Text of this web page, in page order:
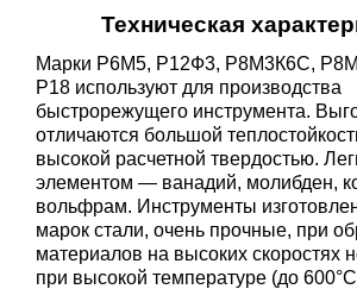
Техническая
Марки Р6М5, Р12Ф3, Р8М3К6С,
Р18 используют для производства
быстрорежущего инструмента.
отличаются большой
высокой расчетной твердостью.
элементом — ванадий, молибден,
вольфрам. Инструменты
марок стали, очень прочные, при
материалов на высоких скоростях
при высокой температуре (до